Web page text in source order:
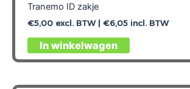
Tranemo ID zakje
€5,00excl. BTW | €6,05incl. BTW
In winkelwagen
Dit
product
meerdere